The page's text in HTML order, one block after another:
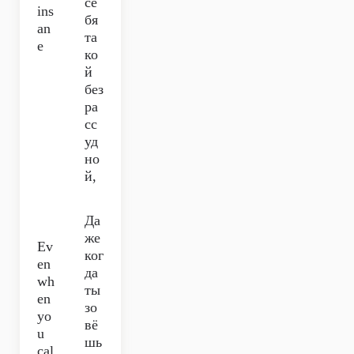
ins
an
e
бя
та
ко
й
без
ра
сс
уд
но
й,
Ev
en
wh
en
yo
u
cal
Да
же
ког
да
ты
зо
вё
шь